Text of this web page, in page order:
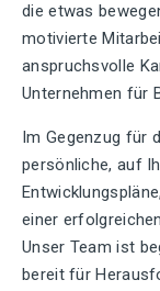
die etwas
motivierte
anspruchsvolle
Unternehmen für
Im Gegenzug für
persönliche, auf
einer
Unser Team ist
bereit für